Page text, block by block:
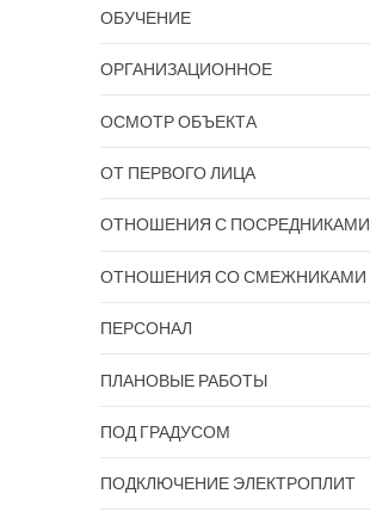
ОБУЧЕНИЕ
ОРГАНИЗАЦИОННОЕ
ОСМОТР ОБЪЕКТА
ОТ ПЕРВОГО ЛИЦА
ОТНОШЕНИЯ С ПОСРЕДНИКАМИ
ОТНОШЕНИЯ СО СМЕЖНИКАМИ
ПЕРСОНАЛ
ПЛАНОВЫЕ РАБОТЫ
ПОД ГРАДУСОМ
ПОДКЛЮЧЕНИЕ ЭЛЕКТРОПЛИТ